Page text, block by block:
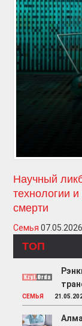
Научный
технологии
смерти
Семья 07.05.2026
ТОП
СЕМЬЯ